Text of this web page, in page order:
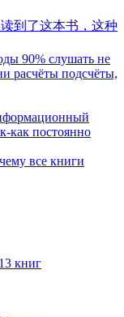
到了这本书，这种
90% слушать не
расчёты подсчёты,
как постоянно
все книги